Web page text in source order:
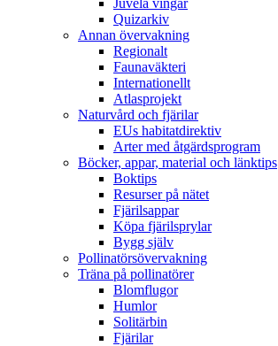
Quizarkiv
Annan övervakning
Regionalt
Faunaväkteri
Internationellt
Atlasprojekt
Naturvård och fjärilar
EUs habitatdirektiv
Arter med åtgärdsprogram
Böcker, appar, material och länktips
Boktips
Resurser på nätet
Fjärilsappar
Köpa fjärilsprylar
Bygg själv
Pollinatörsövervakning
Träna på pollinatörer
Blomflugor
Humlor
Solitärbin
Fjärilar